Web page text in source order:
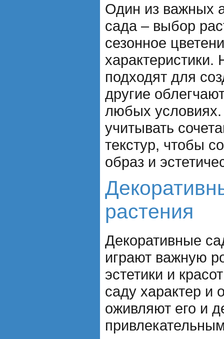
Один из важных
сада – выбор
сезонное
характеристики.
подходят для
другие
любых
учитывать
текстур, чтобы
образ и
растения
Декоративные
играют важную
эстетики и
саду характер и
оживляют его и